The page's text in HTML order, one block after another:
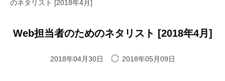
のネタリスト [2018年4月]
Web担当者のためのネタリスト [2018年4月]
2018年04月30日 2018年05月09日